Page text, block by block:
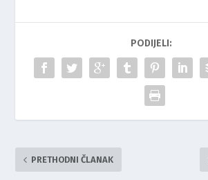
PODIJELI:
PRETHODNI ČLANAK